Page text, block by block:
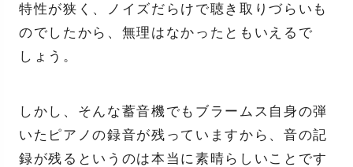
特性が狭く、ノイズだらけで聴き取りづらいも
のでしたから、無理はなかったともいえるで
しょう。
しかし、そんな蓄音機でもブラームス自身の弾
いたピアノの録音が残っていますから、音の記
録が残るというのは本当に素晴らしいことです